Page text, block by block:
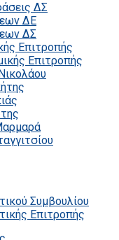
ΔΣ
ΔΕ
ΔΣ
Επιτροπής
Επιτροπής
Συμβουλίου
Επιτροπής